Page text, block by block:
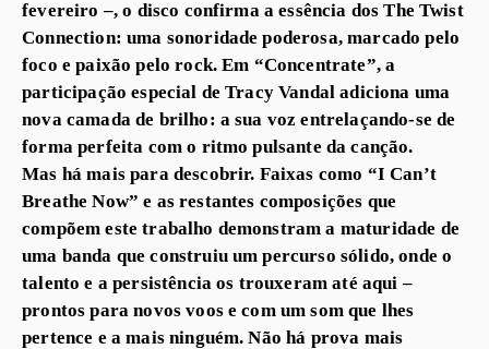
fevereiro –, o disco confirma a essência dos The Twist
Connection: uma sonoridade poderosa, marcado pelo
foco e paixão pelo rock. Em “Concentrate”, a
participação especial de Tracy Vandal adiciona uma
nova camada de brilho: a sua voz entrelaçando-se de
forma perfeita com o ritmo pulsante da canção.
Mas há mais para descobrir. Faixas como “I Can’t
Breathe Now” e as restantes composições que
compõem este trabalho demonstram a maturidade de
uma banda que construiu um percurso sólido, onde o
talento e a persistência os trouxeram até aqui –
prontos para novos voos e com um som que lhes
pertence e a mais ninguém. Não há prova mais